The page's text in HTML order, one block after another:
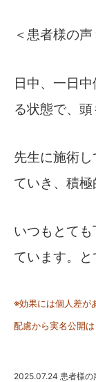
＜患者様の声
日中、一日
る状態で、頭
先生に施術
ていき、積極
いつもとて
ています。と
※効果には個人差が
配慮から実名公開は
2025.07.24 患者様の